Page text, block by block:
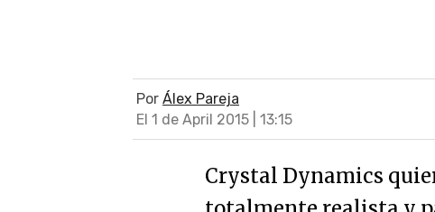
Por Álex Pareja
El 1 de April 2015 | 13:15
Crystal Dynamics